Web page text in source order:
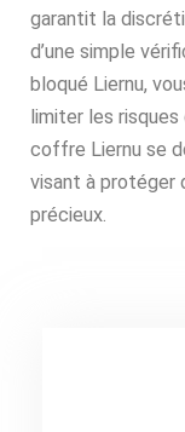
garantit la
d’une simple
bloqué Liernu,
limiter les risques
coffre Liernu se
visant à protéger
précieux.